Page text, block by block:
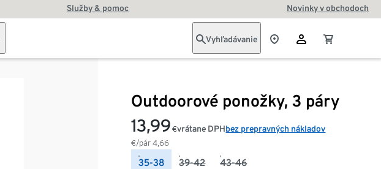
Služby & pomoc Novinky v obchodoch
Vyhľadávanie
Outdoorové ponožky, 3 páry
13,99 €
€/pár4,66
vrátane DPHbez prepravných nákladov
35-38 39-42 43-46